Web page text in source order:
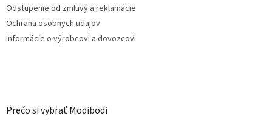
Odstupenie od zmluvy a reklamácie
Ochrana osobnych udajov
Informácie o výrobcovi a dovozcovi
Prečo si vybrať Modibodi